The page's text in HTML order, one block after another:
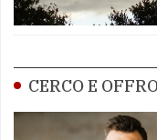
CERCO E